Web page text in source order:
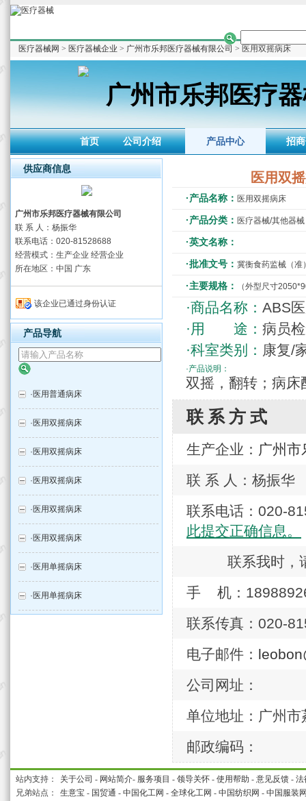
医疗器械网 > 医疗器械企业 > 广州市乐邦医疗器械有限公司 > 医用双摇病床
广州市乐邦医疗
首页 公司介绍 产品中心 招
医用双
·产品名称： 医用双摇病床
·产品分类： 医疗器械/其他器械
·英文名称：
·批准文号： 冀衡食药监械（准
·主要规格： （外型尺寸
·商品名称： ABS
·用 途： 病员
·科室类别： 康复/
·产品说明：
双摇，翻转；病床
联系方式
生产企业： 广州市
联 系 人：杨振华
联系电话：
此提交正确信息。
联系我时，
手 机：
联系传真：020-
电子邮件：
公司网址：
单位地址：广州
邮政编码：
供应商信息
广州市乐邦医疗器械有限公司
联 系 人：杨振华
联系电话：020-81528688
经营模式：生产企业 经营企业
所在地区：中国 广东
该企业已通过身份认证
产品导航
· 医用普通病床
· 医用双摇病床
· 医用双摇病床
· 医用双摇病床
· 医用双摇病床
· 医用双摇病床
· 医用单摇病床
· 医用单摇病床
站内支持： 关于公司 - 网站简介- 服务项目 - 领导关怀 - 使用帮助 - 意见反馈 - 法
兄弟站点：
生意宝 - 国贸通 - 中国化工网 - 全球化工网 - 中国纺织网 - 中国服装